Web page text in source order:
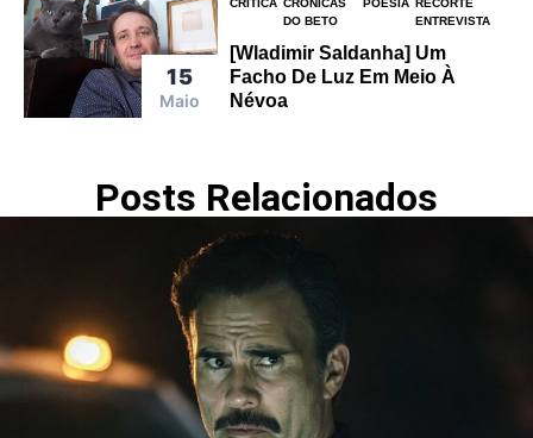
15
Maio
DO BETO
ENTREVISTA
[Wladimir Saldanha] Um
Facho De Luz Em Meio À
Névoa
Posts Relacionados